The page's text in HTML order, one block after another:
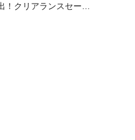
クリアランスセール